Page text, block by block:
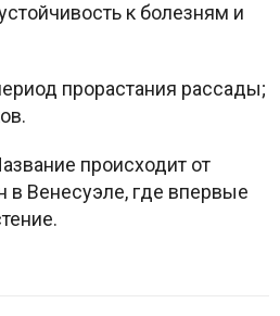
к болезням и
прорастания рассады;
происходит от
в Венесуэле, где впервые